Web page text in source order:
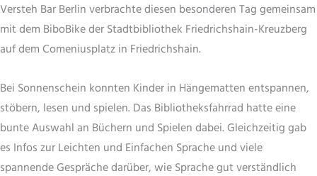
Versteh Bar Berlin verbrachte diesen besonderen Tag gemeinsam
mit dem BiboBike der Stadtbibliothek Friedrichshain-Kreuzberg
auf dem Comeniusplatz in Friedrichshain.
Bei Sonnenschein konnten Kinder in Hängematten entspannen,
stöbern, lesen und spielen. Das Bibliotheksfahrrad hatte eine
bunte Auswahl an Büchern und Spielen dabei. Gleichzeitig gab
es Infos zur Leichten und Einfachen Sprache und viele
spannende Gespräche darüber, wie Sprache gut verständlich